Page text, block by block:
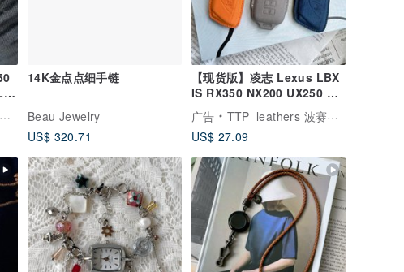
14K金点点细手链
Beau Jewelry
US$ 320.71
【现货版】凌志 Lexus LBX
IS RX350 NX200 UX250 汽
车钥匙皮套
广告
TTP_leathers 波赛顿手工皮件
US$ 27.09